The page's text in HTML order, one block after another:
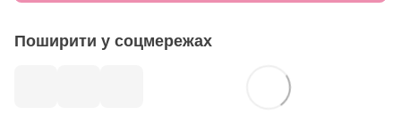
Поширити у соцмережах